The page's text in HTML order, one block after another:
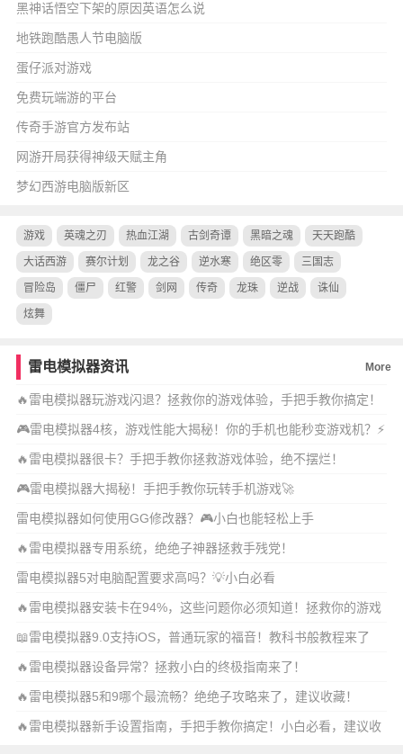
黑神话悟空下架的原因英语怎么说
地铁跑酷愚人节电脑版
蛋仔派对游戏
免费玩端游的平台
传奇手游官方发布站
网游开局获得神级天赋主角
梦幻西游电脑版新区
游戏 英魂之刃 热血江湖 古剑奇谭 黑暗之魂 天天跑酷
大话西游 赛尔计划 龙之谷 逆水寒 绝区零 三国志
冒险岛 僵尸 红警 剑网 传奇 龙珠 逆战 诛仙
炫舞
雷电模拟器资讯 More
🔥雷电模拟器玩游戏闪退？拯救你的游戏体验，手把手教你搞定！
🎮雷电模拟器4核，游戏性能大揭秘！你的手机也能秒变游戏机？⚡
🔥雷电模拟器很卡？手把手教你拯救游戏体验，绝不摆烂！
🎮雷电模拟器大揭秘！手把手教你玩转手机游戏🚀
雷电模拟器如何使用GG修改器？🎮小白也能轻松上手
🔥雷电模拟器专用系统，绝绝子神器拯救手残党！
雷电模拟器5对电脑配置要求高吗？💡小白必看
🔥雷电模拟器安装卡在94%，这些问题你必须知道！拯救你的游戏
体验
📖雷电模拟器9.0支持iOS，普通玩家的福音！教科书般教程来了
🔥雷电模拟器设备异常？拯救小白的终极指南来了！
🔥雷电模拟器5和9哪个最流畅？绝绝子攻略来了，建议收藏！
🔥雷电模拟器新手设置指南，手把手教你搞定！小白必看，建议收